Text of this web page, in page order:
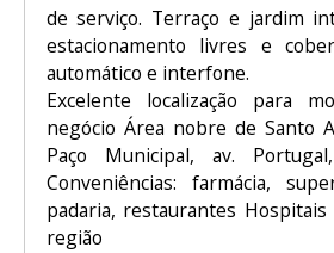
de serviço. Terraço e jardim
estacionamento livres e
automático e interfone.
Excelente localização para
negócio Área nobre de Santo
Paço Municipal, av.
Conveniências: farmácia,
padaria, restaurantes
região